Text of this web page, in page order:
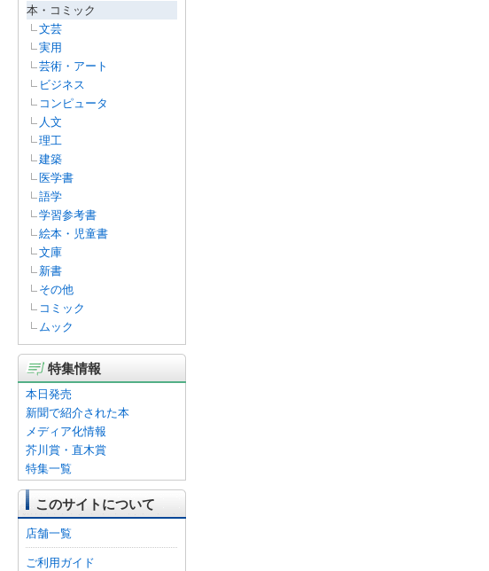
本・コミック
文芸
実用
芸術・アート
ビジネス
コンピュータ
人文
理工
建築
医学書
語学
学習参考書
絵本・児童書
文庫
新書
その他
コミック
ムック
特集情報
本日発売
新聞で紹介された本
メディア化情報
芥川賞・直木賞
特集一覧
このサイトについて
店舗一覧
ご利用ガイド